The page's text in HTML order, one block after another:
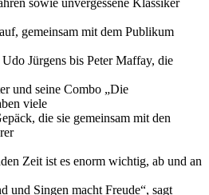
gemeinsam mit dem Publikum
Jürgens bis Peter Maffay, die
und seine Combo „Die
viele
die sie gemeinsam mit den
Zeit ist es enorm wichtig, ab und an
und Singen macht Freude“, sagt